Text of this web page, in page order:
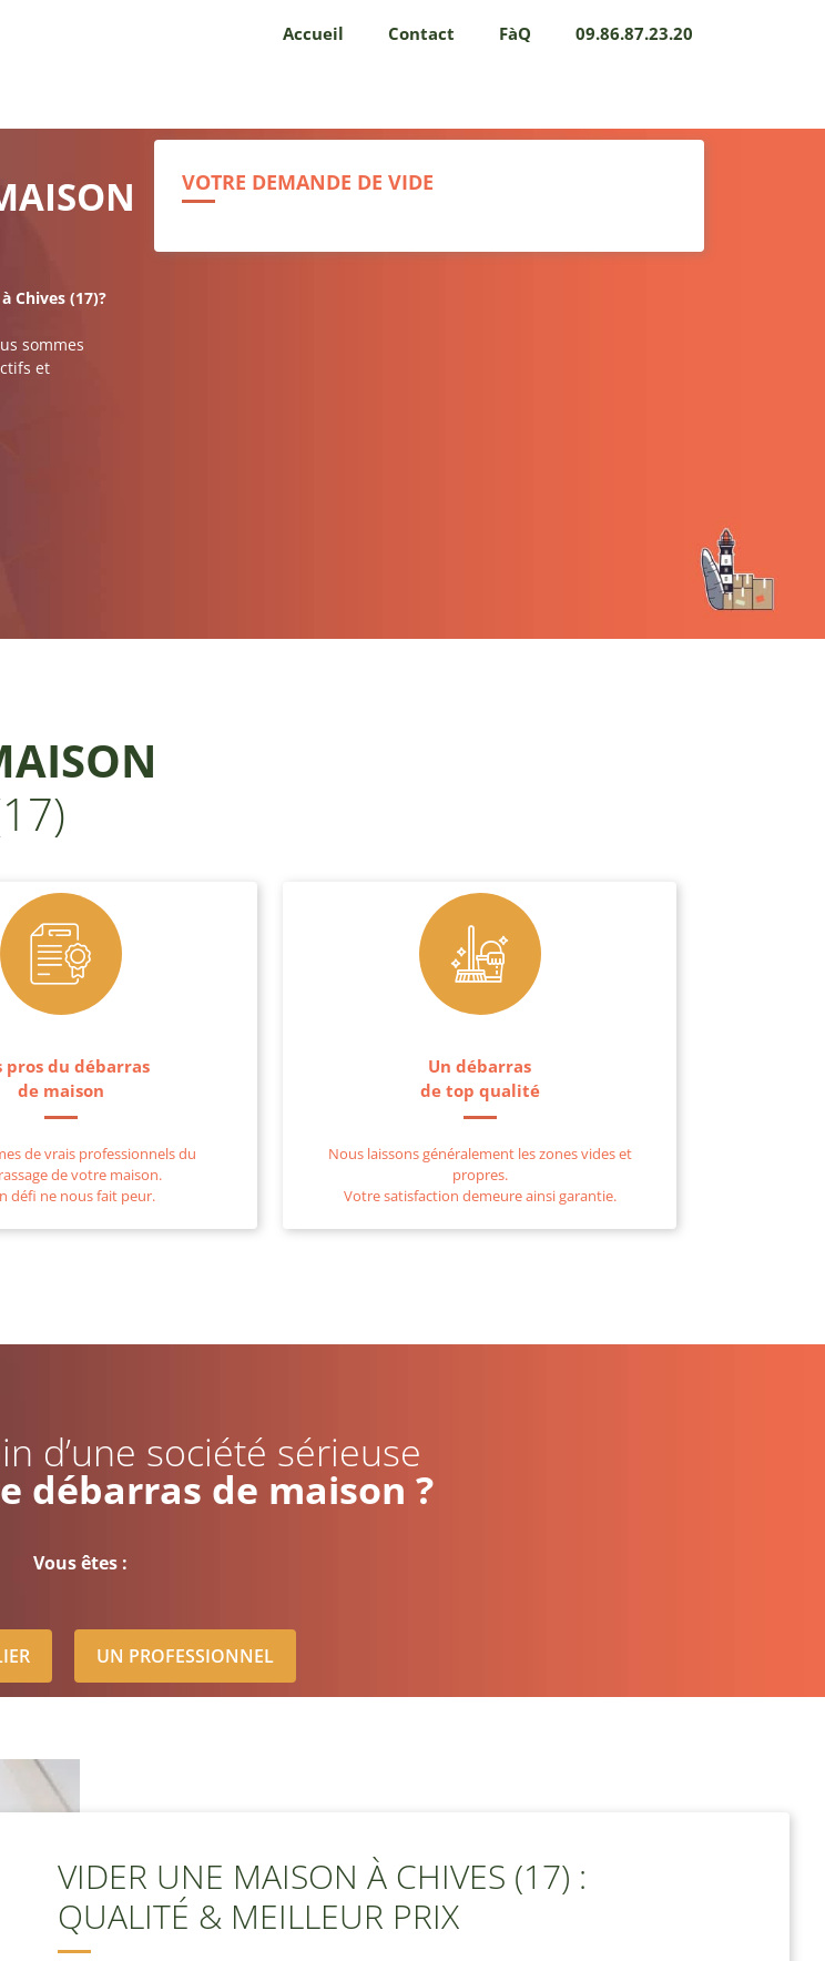
Accueil Contact FàQ 09.86.87.23.20
Chives (17)?
sommes
et
VOTRE DEMANDE DE VIDE
pros du débarras
de maison
de vrais professionnels du
de votre maison.
défi ne nous fait peur.
Un débarras
de top qualité
Nous laissons généralement les zones vides et
propres.
Votre satisfaction demeure ainsi garantie.
d’une société sérieuse
débarras de maison ?
Vous êtes :
UN PROFESSIONNEL
VIDER UNE MAISON À CHIVES (17) :
QUALITÉ & MEILLEUR PRIX